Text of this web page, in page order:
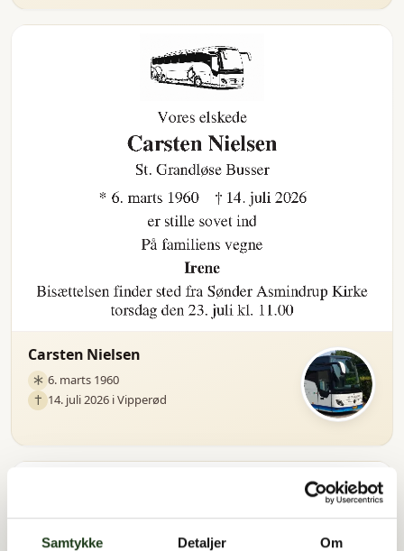
Samtykke Detaljer Om
Carsten Nielsen
6. marts 1960
14. juli 2026 i Vipperød